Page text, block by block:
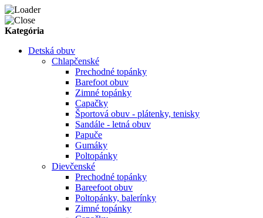
Kategória
Detská obuv
Chlapčenské
Prechodné topánky
Barefoot obuv
Zimné topánky
Capačky
Športová obuv - plátenky, tenisky
Sandále - letná obuv
Papuče
Gumáky
Poltopánky
Dievčenské
Prechodné topánky
Bareefoot obuv
Poltopánky, balerínky
Zimné topánky